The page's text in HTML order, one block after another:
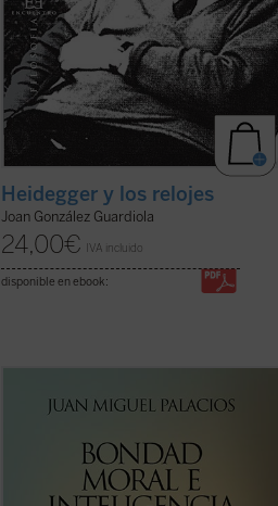
Heidegger y los relojes
Joan González Guardiola
24,00€ IVA incluido
disponible en ebook:
«En nuestros días la situación respecto
de los valores y la ética fundada en ellos
habla tan sólo de valores bursátiles.
Ahora también los pedagogos ensayan
desde sus tarimas la educación en